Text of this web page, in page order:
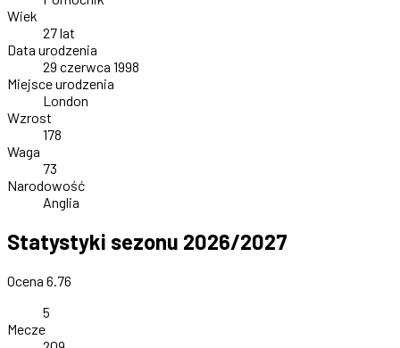
Wiek
27 lat
Data urodzenia
29 czerwca 1998
Miejsce urodzenia
London
Wzrost
178
Waga
73
Narodowość
Anglia
Statystyki sezonu 2026/2027
Ocena 6.76
5
Mecze